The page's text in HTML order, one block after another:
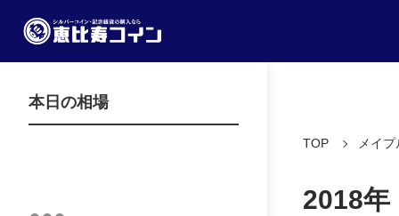
本日の相場
TOP メイ
2018年